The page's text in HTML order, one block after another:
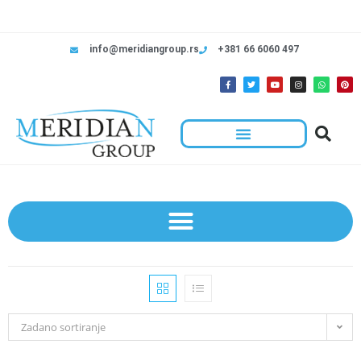
info@meridiangroup.rs +381 66 6060 497
Zadano sortiranje